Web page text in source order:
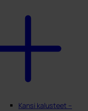
Kansi kalusteet –